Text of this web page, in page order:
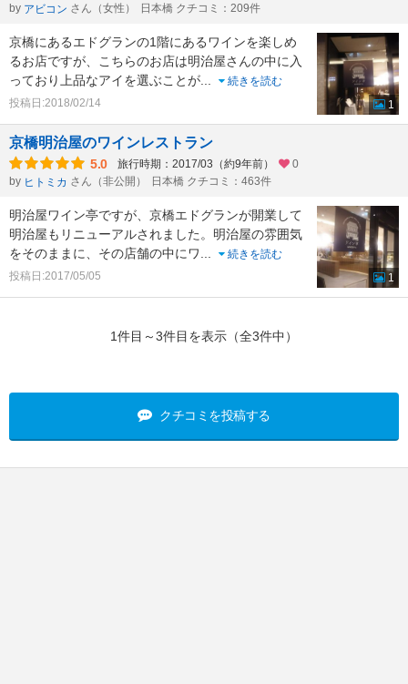
by アビコン さん（女性） 日本橋 クチコミ：209件
京橋にあるエドグランの1階にあるワインを楽しめ
るお店ですが、こちらのお店は明治屋さんの中に入
っており上品なアイを選ぶことが...
続きを読む
投稿日:2018/02/14
1
京橋明治屋のワインレストラン
5.0 旅行時期：2017/03（約9年前）
0
by ヒトミカ さん（非公開） 日本橋 クチコミ：463件
明治屋ワイン亭ですが、京橋エドグランが開業して
明治屋もリニューアルされました。明治屋の雰囲気
をそのままに、その店舗の中にワ...
続きを読む
投稿日:2017/05/05
1
1件目～3件目を表示（全3件中）
クチコミを投稿する